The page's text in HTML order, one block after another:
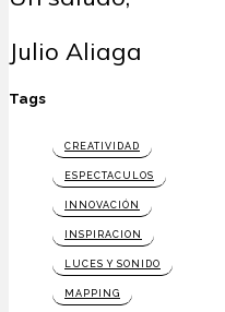
Julio Aliaga
Tags
CREATIVIDAD
ESPECTACULOS
INNOVACIÓN
INSPIRACION
LUCES Y SONIDO
MAPPING